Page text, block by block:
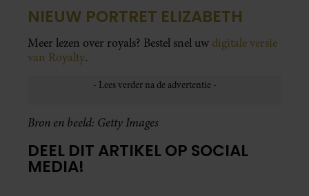
NIEUW PORTRET ELIZABETH
Meer lezen over royals? Bestel snel uw digitale versie
van Royalty.
Bron en beeld: Getty Images
DEEL DIT ARTIKEL OP SOCIAL
MEDIA!